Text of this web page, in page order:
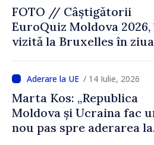
FOTO // Câștigătorii
EuroQuiz Moldova 2026,
vizită la Bruxelles în ziua
pentru Clusterul 6
/ 14 Iulie, 2026
Marta Kos: „Republica
Moldova și Ucraina fac
nou pas spre aderarea la